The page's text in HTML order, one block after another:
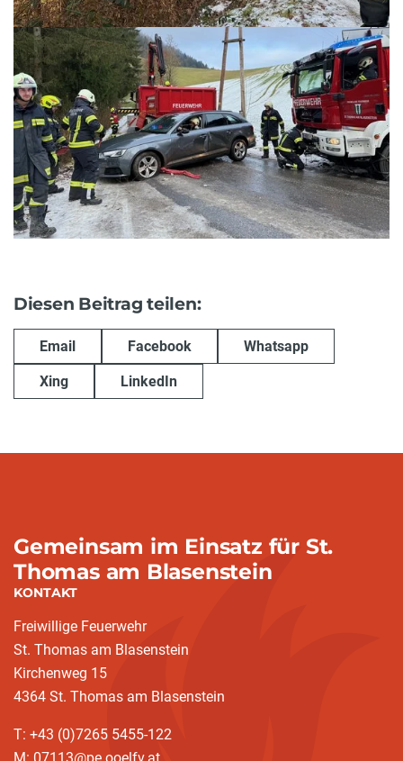
Diesen Beitrag teilen:
Email Facebook Whatsapp
Xing LinkedIn
Gemeinsam im Einsatz für St.
Thomas am Blasenstein
KONTAKT
Freiwillige Feuerwehr
St. Thomas am Blasenstein
Kirchenweg 15
4364 St. Thomas am Blasenstein
T: +43 (0)7265 5455-122